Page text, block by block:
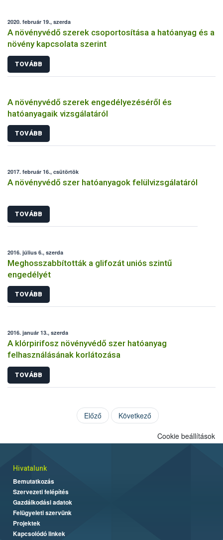
2020. február 19., szerda
A növényvédő szerek csoportosítása a hatóanyag és a
növény kapcsolata szerint
TOVÁBB
A növényvédő szerek engedélyezéséről és
hatóanyagaik vizsgálatáról
TOVÁBB
2017. február 16., csütörtök
A növényvédő szer hatóanyagok felülvizsgálatáról
TOVÁBB
2016. július 6., szerda
Meghosszabbították a glifozát uniós szintű
engedélyét
TOVÁBB
2016. január 13., szerda
A klórpirifosz növényvédő szer hatóanyag
felhasználásának korlátozása
TOVÁBB
Előző Következő
Cookie beállítások
Hivatalunk
Bemutatkozás
Szervezeti felépítés
Gazdálkodási adatok
Felügyeleti szervünk
Projektek
Kapcsolódó linkek